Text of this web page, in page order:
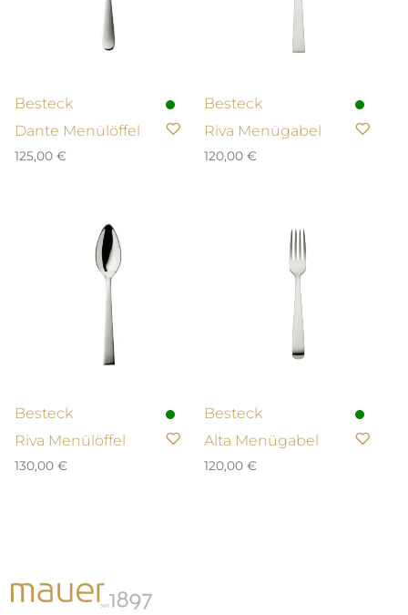
Besteck
Dante Menülöffel
125,00 €
Besteck
Riva Menügabel
120,00 €
Besteck
Riva Menülöffel
130,00 €
Besteck
Alta Menügabel
120,00 €